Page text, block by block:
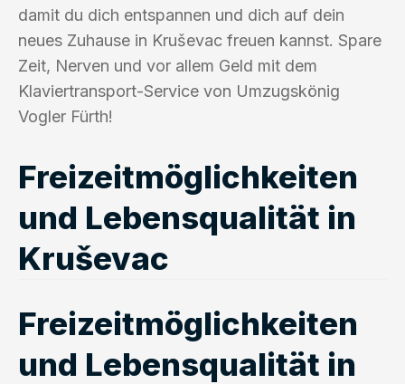
damit du dich entspannen und dich auf dein
neues Zuhause in Kruševac freuen kannst. Spare
Zeit, Nerven und vor allem Geld mit dem
Klaviertransport-Service von Umzugskönig
Vogler Fürth!
Freizeitmöglichkeiten
und Lebensqualität in
Kruševac
Freizeitmöglichkeiten
und Lebensqualität in